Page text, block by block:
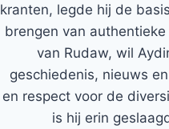
kranten, legde hij de
brengen van
van Rudaw, wil
geschiedenis, nieuws
en respect voor de
is hij erin